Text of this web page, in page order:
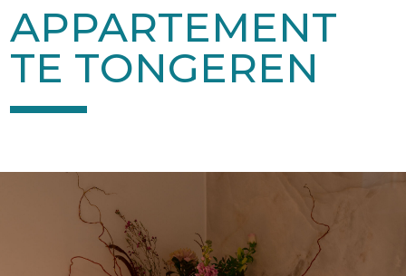
APPARTEMENT
TE TONGEREN